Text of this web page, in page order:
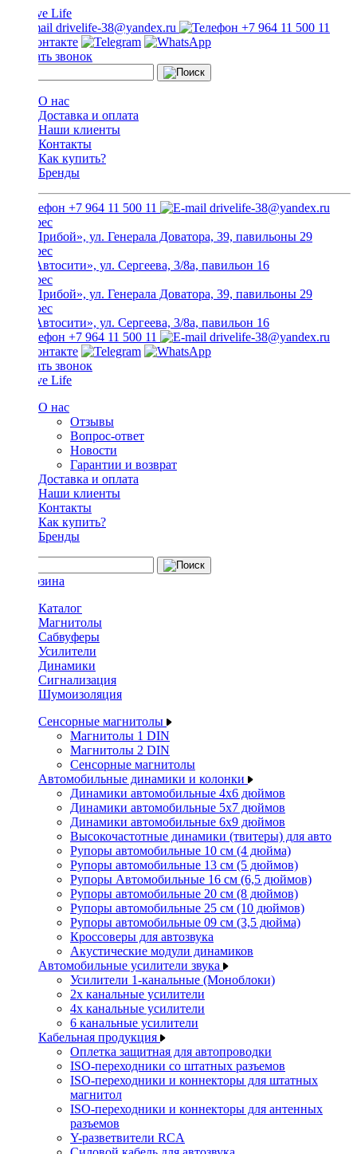
drivelife-38@yandex.ru +7 964 11 500 11
Заказать звонок
О нас
Доставка и оплата
Наши клиенты
Контакты
Как купить?
Бренды
+7 964 11 500 11 drivelife-38@yandex.ru
ТЦ «Прибой», ул. Генерала Доватора, 39, павильоны 29
ТЦ «Автосити», ул. Сергеева, 3/8а, павильон 16
ТЦ «Прибой», ул. Генерала Доватора, 39, павильоны 29
ТЦ «Автосити», ул. Сергеева, 3/8а, павильон 16
+7 964 11 500 11
drivelife-38@yandex.ru
Заказать звонок
О нас
Отзывы
Вопрос-ответ
Новости
Гарантии и возврат
Доставка и оплата
Наши клиенты
Контакты
Как купить?
Бренды
Каталог
Магнитолы
Сабвуферы
Усилители
Динамики
Сигнализация
Шумоизоляция
Сенсорные магнитолы
Магнитолы 1 DIN
Магнитолы 2 DIN
Сенсорные магнитолы
Автомобильные динамики и колонки
Динамики автомобильные 4x6 дюймов
Динамики автомобильные 5x7 дюймов
Динамики автомобильные 6x9 дюймов
Высокочастотные динамики (твитеры) для авто
Рупоры автомобильные 10 см (4 дюйма)
Рупоры автомобильные 13 см (5 дюймов)
Рупоры Автомобильные 16 см (6,5 дюймов)
Рупоры автомобильные 20 см (8 дюймов)
Рупоры автомобильные 25 см (10 дюймов)
Рупоры автомобильные 09 см (3,5 дюйма)
Кроссоверы для автозвука
Акустические модули динамиков
Автомобильные усилители звука
Усилители 1-канальные (Моноблоки)
2х канальные усилители
4х канальные усилители
6 канальные усилители
Кабельная продукция
Оплетка защитная для автопроводки
ISO-переходники со штатных разъемов
ISO-переходники и коннекторы для штатных
магнитол
ISO-переходники и коннекторы для антенных
разъемов
Y-разветвители RCA